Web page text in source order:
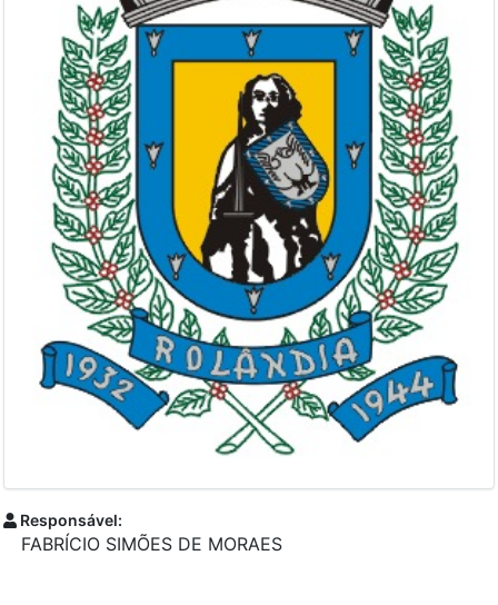
Responsável:
FABRÍCIO SIMÕES DE MORAES